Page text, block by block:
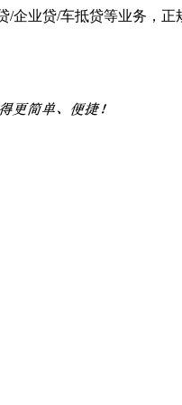
企业贷/车抵贷等业务，